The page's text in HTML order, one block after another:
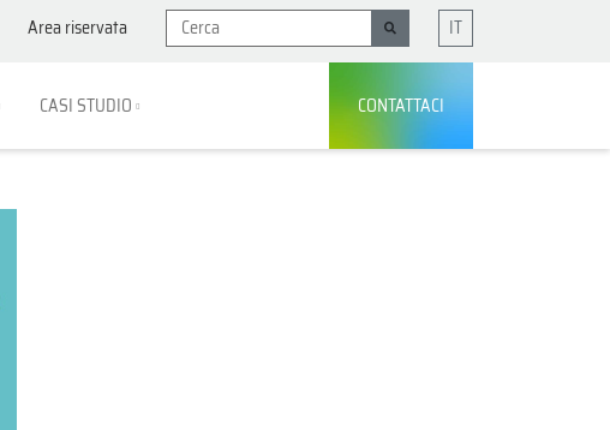
Area riservata IT
CASI STUDIO CONTATTACI